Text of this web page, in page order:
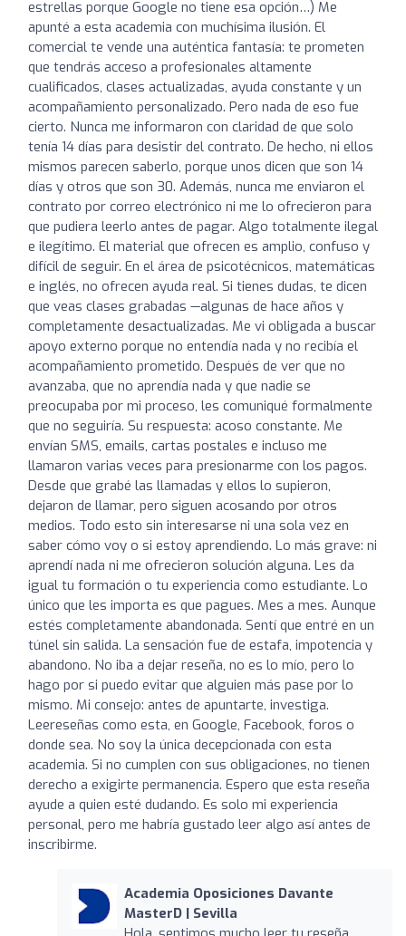
estrellas porque Google no tiene esa opción…) Me
apunté a esta academia con muchísima ilusión. El
comercial te vende una auténtica fantasía: te prometen
que tendrás acceso a profesionales altamente
cualificados, clases actualizadas, ayuda constante y un
acompañamiento personalizado. Pero nada de eso fue
cierto. Nunca me informaron con claridad de que solo
tenía 14 días para desistir del contrato. De hecho, ni ellos
mismos parecen saberlo, porque unos dicen que son 14
días y otros que son 30. Además, nunca me enviaron el
contrato por correo electrónico ni me lo ofrecieron para
que pudiera leerlo antes de pagar. Algo totalmente ilegal
e ilegítimo. El material que ofrecen es amplio, confuso y
difícil de seguir. En el área de psicotécnicos, matemáticas
e inglés, no ofrecen ayuda real. Si tienes dudas, te dicen
que veas clases grabadas —algunas de hace años y
completamente desactualizadas. Me vi obligada a buscar
apoyo externo porque no entendía nada y no recibía el
acompañamiento prometido. Después de ver que no
avanzaba, que no aprendía nada y que nadie se
preocupaba por mi proceso, les comuniqué formalmente
que no seguiría. Su respuesta: acoso constante. Me
envían SMS, emails, cartas postales e incluso me
llamaron varias veces para presionarme con los pagos.
Desde que grabé las llamadas y ellos lo supieron,
dejaron de llamar, pero siguen acosando por otros
medios. Todo esto sin interesarse ni una sola vez en
saber cómo voy o si estoy aprendiendo. Lo más grave: ni
aprendí nada ni me ofrecieron solución alguna. Les da
igual tu formación o tu experiencia como estudiante. Lo
único que les importa es que pagues. Mes a mes. Aunque
estés completamente abandonada. Sentí que entré en un
túnel sin salida. La sensación fue de estafa, impotencia y
abandono. No iba a dejar reseña, no es lo mío, pero lo
hago por si puedo evitar que alguien más pase por lo
mismo. Mi consejo: antes de apuntarte, investiga.
Leereseñas como esta, en Google, Facebook, foros o
donde sea. No soy la única decepcionada con esta
academia. Si no cumplen con sus obligaciones, no tienen
derecho a exigirte permanencia. Espero que esta reseña
ayude a quien esté dudando. Es solo mi experiencia
personal, pero me habría gustado leer algo así antes de
inscribirme.
Academia Oposiciones Davante
MasterD | Sevilla